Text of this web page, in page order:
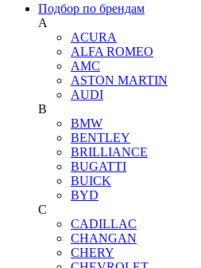
Подбор по брендам
A
ACURA
ALFA ROMEO
AMC
ASTON MARTIN
AUDI
B
BMW
BENTLEY
BRILLIANCE
BUGATTI
BUICK
BYD
C
CADILLAC
CHANGAN
CHERY